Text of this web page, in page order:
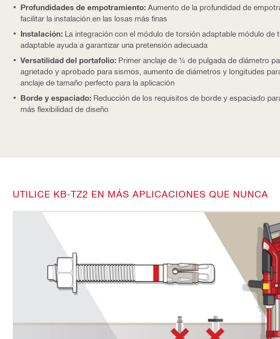
Profundidades de empotramiento: Aumento de la profundidad de
facilitar la instalación en las losas más finas
Instalación: La integración con el módulo de torsión adaptable módulo de
adaptable ayuda a garantizar una pretensión adecuada
Versatilidad del portafolio: Primer anclaje de ¼ de pulgada de diámetro
agrietado y aprobado para sismos, aumento de diámetros y longitudes
anclaje de tamaño perfecto para la aplicación
Borde y espaciado: Reducción de los requisitos de borde y espaciado
más flexibilidad de diseño
UTILICE KB-TZ2 EN MÁS APLICACIONES QUE NUNCA